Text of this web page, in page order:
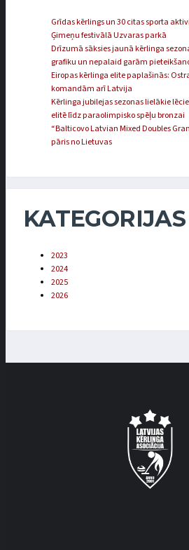
Grīdas kērlings un 30 citas sporta
Ģimeņu festivālā Uzvaras parkā
Drīzumā sāksies jaunā kērlinga
grafiku un nepalaid garām
Eiropas kērlinga elite paplašinās:
komandām arī Latvija
Kērlinga jubilejas sezonas lielākie
elitē līdz paraolimpisko spēļu bronzai
“Balticovo Latvian Mixed Doubles
pāris no Lietuvas
KATEGORIJAS
2023
2024
2025
2026